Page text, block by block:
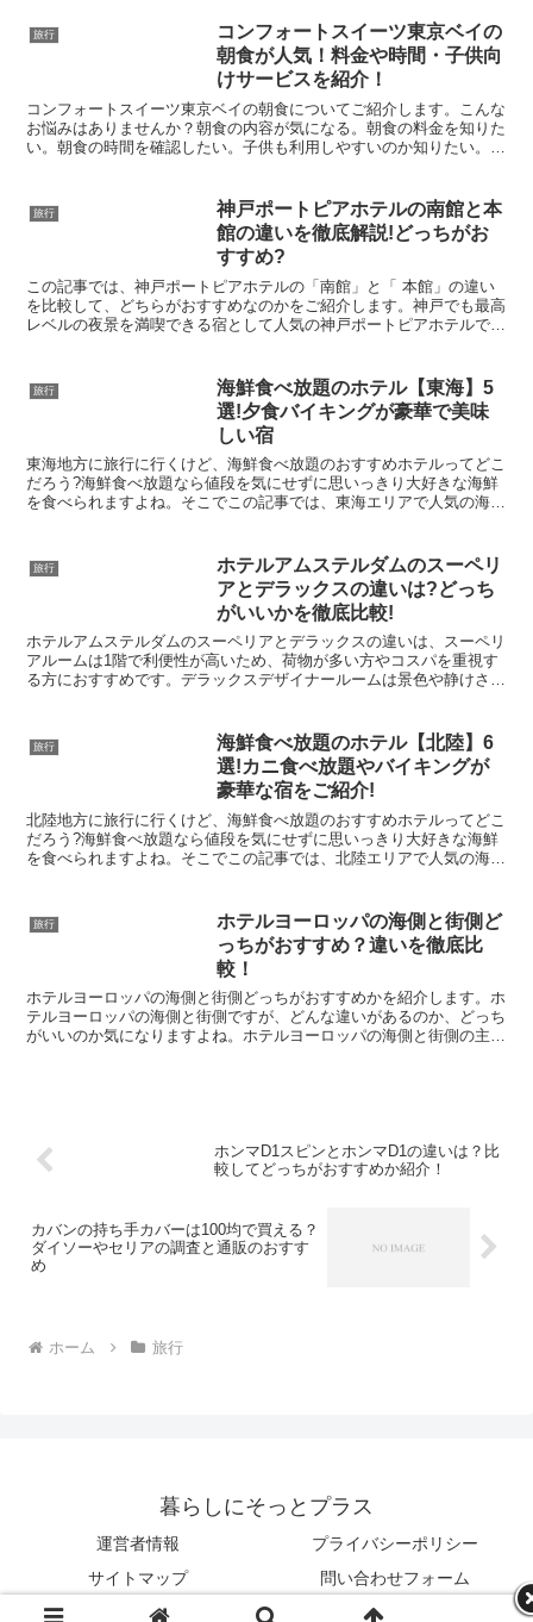
旅行
コンフォートスイーツ東京ベイの
朝食が人気！料金や時間・子供向
けサービスを紹介！
コンフォートスイーツ東京ベイの朝食についてご紹介します。こんな
お悩みはありませんか？朝食の内容が気になる。朝食の料金を知りた
い。朝食の時間を確認したい。子供も利用しやすいのか知りたい。旅
旅行
神戸ポートピアホテルの南館と本
館の違いを徹底解説!どっちがお
すすめ?
この記事では、神戸ポートピアホテルの「南館」と「 本館」の違い
を比較して、どちらがおすすめなのかをご紹介します。神戸でも最高
レベルの夜景を満喫できる宿として人気の神戸ポートピアホテルです
旅行
海鮮食べ放題のホテル【東海】5
選!夕食バイキングが豪華で美味
しい宿
東海地方に旅行に行くけど、海鮮食べ放題のおすすめホテルってどこ
だろう?海鮮食べ放題なら値段を気にせずに思いっきり大好きな海鮮
を食べられますよね。そこでこの記事では、東海エリアで人気の海鮮
旅行
ホテルアムステルダムのスーペリ
アとデラックスの違いは?どっち
がいいかを徹底比較!
ホテルアムステルダムのスーペリアとデラックスの違いは、スーペリ
アルームは1階で利便性が高いため、荷物が多い方やコスパを重視す
る方におすすめです。デラックスデザイナールームは景色や静けさを
旅行
海鮮食べ放題のホテル【北陸】6
選!カニ食べ放題やバイキングが
豪華な宿をご紹介!
北陸地方に旅行に行くけど、海鮮食べ放題のおすすめホテルってどこ
だろう?海鮮食べ放題なら値段を気にせずに思いっきり大好きな海鮮
を食べられますよね。そこでこの記事では、北陸エリアで人気の海鮮
旅行
ホテルヨーロッパの海側と街側ど
っちがおすすめ？違いを徹底比
較！
ホテルヨーロッパの海側と街側どっちがおすすめかを紹介します。ホ
テルヨーロッパの海側と街側ですが、どんな違いがあるのか、どっち
がいいのか気になりますよね。ホテルヨーロッパの海側と街側の主な
ホンマD1スピンとホンマD1の違いは？比
較してどっちがおすすめか紹介！
カバンの持ち手カバーは100均で買える？
ダイソーやセリアの調査と通販のおすす
め
ホーム 旅行
暮らしにそっとプラス
運営者情報
プライバシーポリシー
サイトマップ
問い合わせフォーム